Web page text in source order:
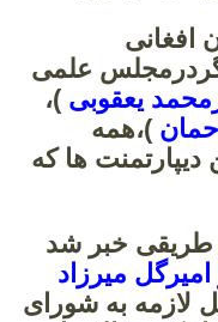
افغانی
علمی
یعقوبی )،
)،همه
دیپارتمنت ها که
طریقی خبر شد
میرزاد
لازمه به شورای